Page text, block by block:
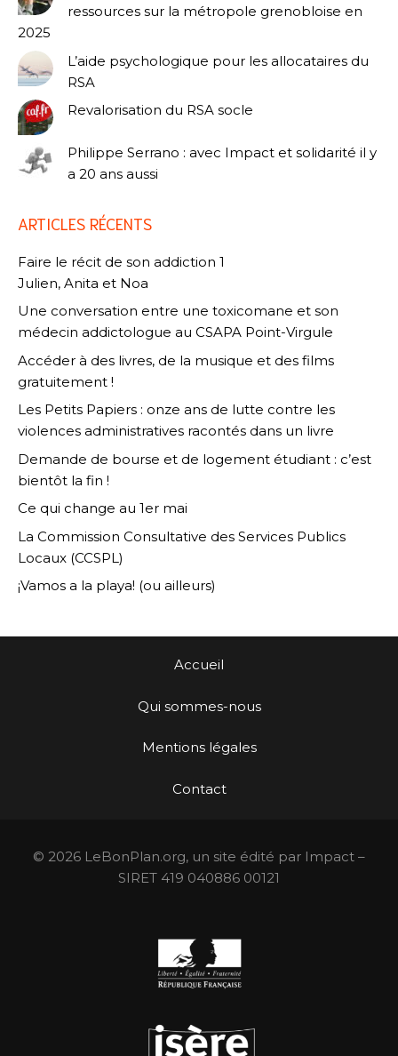
ressources sur la métropole grenobloise en
2025
L’aide psychologique pour les allocataires du
RSA
Revalorisation du RSA socle
Philippe Serrano : avec Impact et solidarité il y
a 20 ans aussi
ARTICLES RÉCENTS
Faire le récit de son addiction 1
Julien, Anita et Noa
Une conversation entre une toxicomane et son
médecin addictologue au CSAPA Point-Virgule
Accéder à des livres, de la musique et des films
gratuitement !
Les Petits Papiers : onze ans de lutte contre les
violences administratives racontés dans un livre
Demande de bourse et de logement étudiant : c’est
bientôt la fin !
Ce qui change au 1er mai
La Commission Consultative des Services Publics
Locaux (CCSPL)
¡Vamos a la playa! (ou ailleurs)
Accueil
Qui sommes-nous
Mentions légales
Contact
© 2026 LeBonPlan.org, un site édité par Impact –
SIRET 419 040886 00121